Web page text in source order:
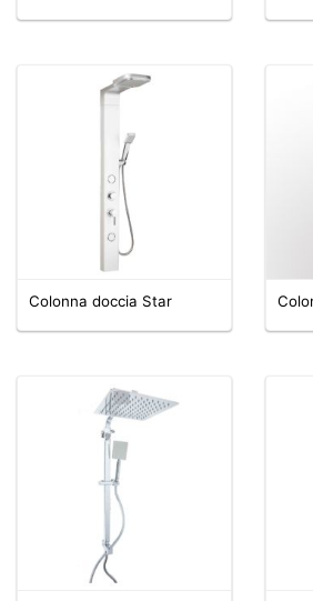
Colonna doccia Star